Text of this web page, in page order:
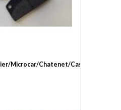
Microcar/Chatenet/Casalini